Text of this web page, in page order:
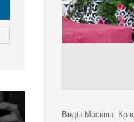
Виды Москвы.